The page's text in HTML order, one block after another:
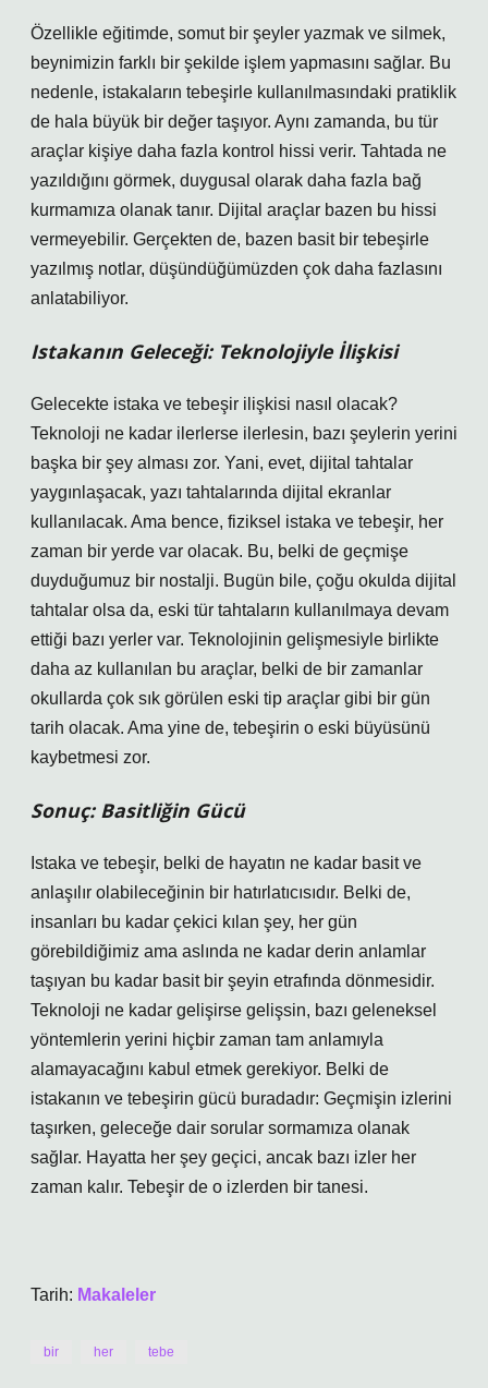
Özellikle eğitimde, somut bir şeyler yazmak ve silmek,
beynimizin farklı bir şekilde işlem yapmasını sağlar. Bu
nedenle, istakaların tebeşirle kullanılmasındaki pratiklik
de hala büyük bir değer taşıyor. Aynı zamanda, bu tür
araçlar kişiye daha fazla kontrol hissi verir. Tahtada ne
yazıldığını görmek, duygusal olarak daha fazla bağ
kurmamıza olanak tanır. Dijital araçlar bazen bu hissi
vermeyebilir. Gerçekten de, bazen basit bir tebeşirle
yazılmış notlar, düşündüğümüzden çok daha fazlasını
anlatabiliyor.
Istakanın Geleceği: Teknolojiyle İlişkisi
Gelecekte istaka ve tebeşir ilişkisi nasıl olacak?
Teknoloji ne kadar ilerlerse ilerlesin, bazı şeylerin yerini
başka bir şey alması zor. Yani, evet, dijital tahtalar
yaygınlaşacak, yazı tahtalarında dijital ekranlar
kullanılacak. Ama bence, fiziksel istaka ve tebeşir, her
zaman bir yerde var olacak. Bu, belki de geçmişe
duyduğumuz bir nostalji. Bugün bile, çoğu okulda dijital
tahtalar olsa da, eski tür tahtaların kullanılmaya devam
ettiği bazı yerler var. Teknolojinin gelişmesiyle birlikte
daha az kullanılan bu araçlar, belki de bir zamanlar
okullarda çok sık görülen eski tip araçlar gibi bir gün
tarih olacak. Ama yine de, tebeşirin o eski büyüsünü
kaybetmesi zor.
Sonuç: Basitliğin Gücü
Istaka ve tebeşir, belki de hayatın ne kadar basit ve
anlaşılır olabileceğinin bir hatırlatıcısıdır. Belki de,
insanları bu kadar çekici kılan şey, her gün
görebildiğimiz ama aslında ne kadar derin anlamlar
taşıyan bu kadar basit bir şeyin etrafında dönmesidir.
Teknoloji ne kadar gelişirse gelişsin, bazı geleneksel
yöntemlerin yerini hiçbir zaman tam anlamıyla
alamayacağını kabul etmek gerekiyor. Belki de
istakanın ve tebeşirin gücü buradadır: Geçmişin izlerini
taşırken, geleceğe dair sorular sormamıza olanak
sağlar. Hayatta her şey geçici, ancak bazı izler her
zaman kalır. Tebeşir de o izlerden bir tanesi.
Tarih: Makaleler
bir her tebe